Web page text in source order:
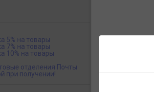
5% на товары
7% на товары
10% на товары
отделения Почты
при получении!